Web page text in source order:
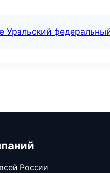
Уральский
России